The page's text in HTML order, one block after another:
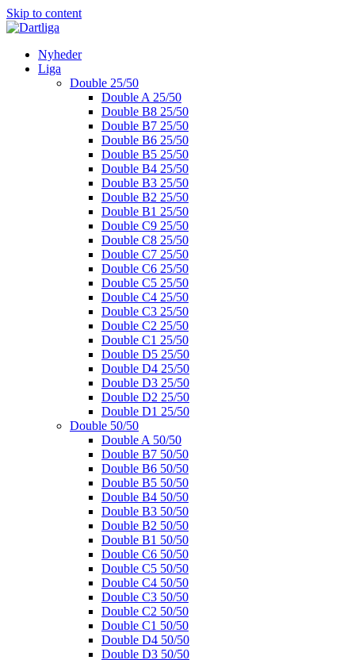
Skip to content
Nyheder
Liga
Double 25/50
Double A 25/50
Double B8 25/50
Double B7 25/50
Double B6 25/50
Double B5 25/50
Double B4 25/50
Double B3 25/50
Double B2 25/50
Double B1 25/50
Double C9 25/50
Double C8 25/50
Double C7 25/50
Double C6 25/50
Double C5 25/50
Double C4 25/50
Double C3 25/50
Double C2 25/50
Double C1 25/50
Double D5 25/50
Double D4 25/50
Double D3 25/50
Double D2 25/50
Double D1 25/50
Double 50/50
Double A 50/50
Double B7 50/50
Double B6 50/50
Double B5 50/50
Double B4 50/50
Double B3 50/50
Double B2 50/50
Double B1 50/50
Double C6 50/50
Double C5 50/50
Double C4 50/50
Double C3 50/50
Double C2 50/50
Double C1 50/50
Double D4 50/50
Double D3 50/50